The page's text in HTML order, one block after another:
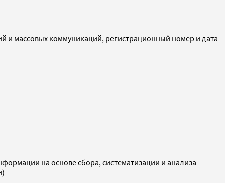
и массовых коммуникаций, регистрационный номер и дата
на основе сбора, систематизации и анализа